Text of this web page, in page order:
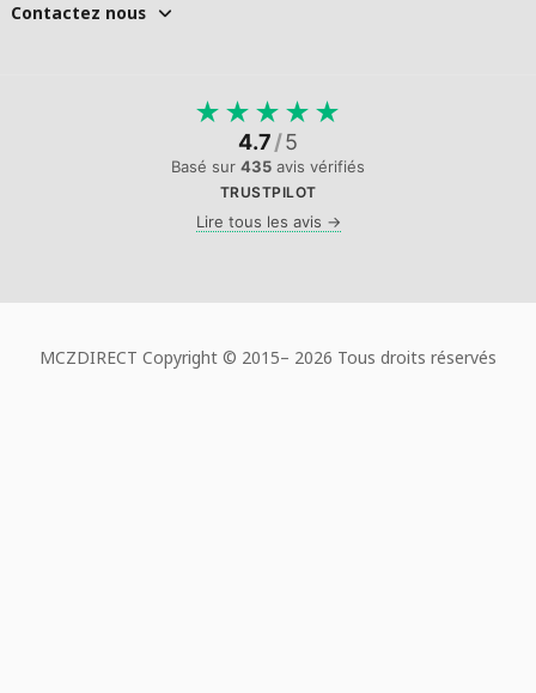
Contactez nous
★ ★ ★ ★ ★
4.7/5
Basé sur 435 avis vérifiés
TRUSTPILOT
Lire tous les avis →
MCZDIRECT Copyright © 2015– 2026 Tous droits réservés